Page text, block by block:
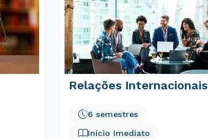
Relações Internacionais
6 semestres
Início Imediato